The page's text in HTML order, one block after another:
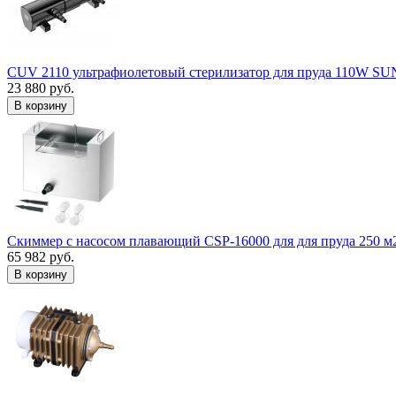
CUV 2110 ультрафиолетовый стерилизатор для пруда 110W
23 880 руб.
В корзину
Скиммер с насосом плавающий CSP-16000 для для пруда 250
65 982 руб.
В корзину